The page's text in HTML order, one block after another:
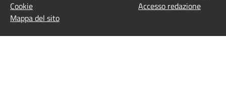
Cookie
Mappa del sito
Accesso redazione